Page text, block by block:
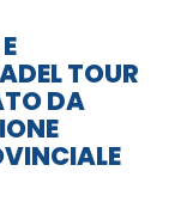
TOUR
DA